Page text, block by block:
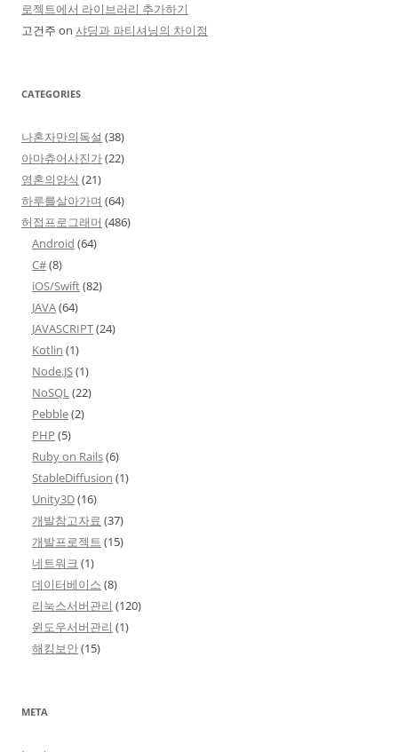
로젝트에서 라이브러리 추가하기
고건주 on 샤딩과 파티셔닝의 차이점
CATEGORIES
나혼자만의독설 (38)
아마츄어사진가(22)
영혼의양식 (21)
하루를살아가며 (64)
허접프로그래머 (486)
Android (64)
C#(8)
iOS/Swift(82)
JAVA(64)
JAVASCRIPT(24)
Kotlin (1)
Node.JS(1)
NoSQL(22)
Pebble(2)
PHP (5)
Ruby on Rails(6)
StableDiffusion (1)
Unity3D(16)
개발참고자료 (37)
개발프로젝트 (15)
네트워크 (1)
데이터베이스 (8)
리눅스서버관리 (120)
윈도우서버관리 (1)
해킹보안(15)
META